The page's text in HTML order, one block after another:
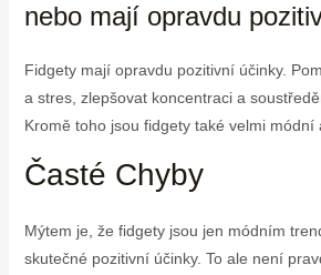
nebo mají opravdu
Fidgety mají opravdu pozitivní účinky.
a stres, zlepšovat koncentraci a
Kromě toho jsou fidgety také velmi módní
Časté Chyby
Mýtem je, že fidgety jsou jen módním
skutečné pozitivní účinky. To ale není